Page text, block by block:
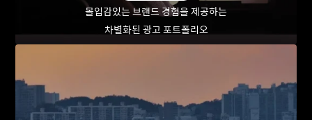
몰입감있는 브랜드 경험을 제공하는
차별화된 광고 포트폴리오